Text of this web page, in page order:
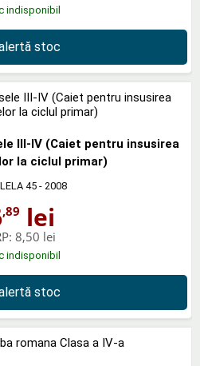
indisponibil
stoc
III-IV (Caiet pentru insusirea
la ciclul primar)
45 - 2008
,89 lei
8,50 lei
indisponibil
stoc